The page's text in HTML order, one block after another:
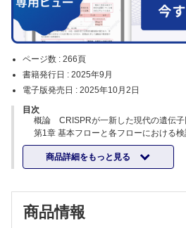
ページ数 : 266頁
書籍発行日 : 2025年9月
電子版発売日 : 2025年10月2日
目次
概論 CRISPRが一新した現代の遺伝子
第1章 基本フローと各フローにおける検
1. CRISPRスクリーニングで最も重要
樽本雄介】
2. ゲノム編集手法～種類と選び方【佐
5. 変異細胞ライブラリの作製【遊佐宏介
6. 表現型アッセイ【遊佐宏介，樽本雄介
商品詳細をもっと見る
商品情報